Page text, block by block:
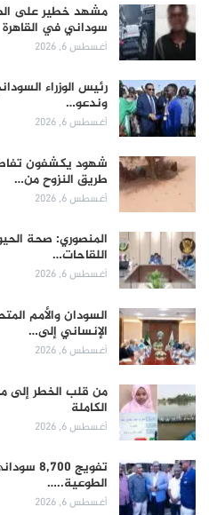
مشهد خطير على
سوداني في القاهرة
أغسطس 6, 2026
رئيس الوزراء
وندعو…
أغسطس 6, 2026
طريق النزوح من…
أغسطس 6, 2026
المنصوري: صحة
اللقاحات…
أغسطس 6, 2026
السودان والأمم
الإنساني إلى…
أغسطس 6, 2026
من قلب الخطر إلى
الكاملة
أغسطس 6, 2026
تفويج
الطوعية..…
أغسطس 6, 2026